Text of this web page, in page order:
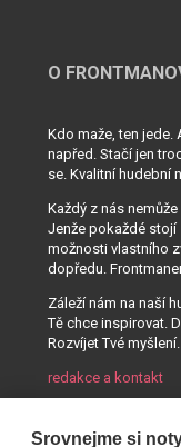
O
Kdo maže, ten jede.
napřed. Stačí jen
se. Kvalitní hudební
Každý z nás
Jenže pokaždé stojí
možnosti vlastního
dopředu.
Záleží nám na naší
Tě chce inspirovat.
Rozvíjet Tvé myšlení.
redakce a kontakt
Srovnejme si